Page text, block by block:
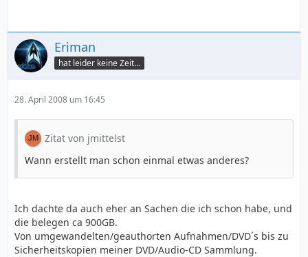
Eriman
hat leider keine Zeit...
28. April 2008 um 16:45
Zitat von jmittelst
Wann erstellt man schon einmal etwas anderes?
Ich dachte da auch eher an Sachen die ich schon habe, und
die belegen ca 900GB.
Von umgewandelten/geauthorten Aufnahmen/DVD´s bis zu
Sicherheitskopien meiner DVD/Audio-CD Sammlung.